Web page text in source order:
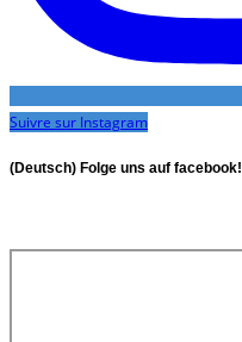
Suivre sur Instagram
(Deutsch) Folge uns auf facebook!